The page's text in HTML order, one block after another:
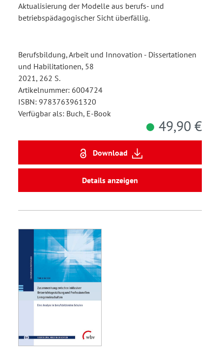
Aktualisierung der Modelle aus berufs- und
betriebspädagogischer Sicht überfällig.
Berufsbildung, Arbeit und Innovation - Dissertationen
und Habilitationen, 58
2021, 262 S.
Artikelnummer: 6004724
ISBN: 9783763961320
Verfügbar als: Buch, E-Book
49,90 €
Download
Details anzeigen